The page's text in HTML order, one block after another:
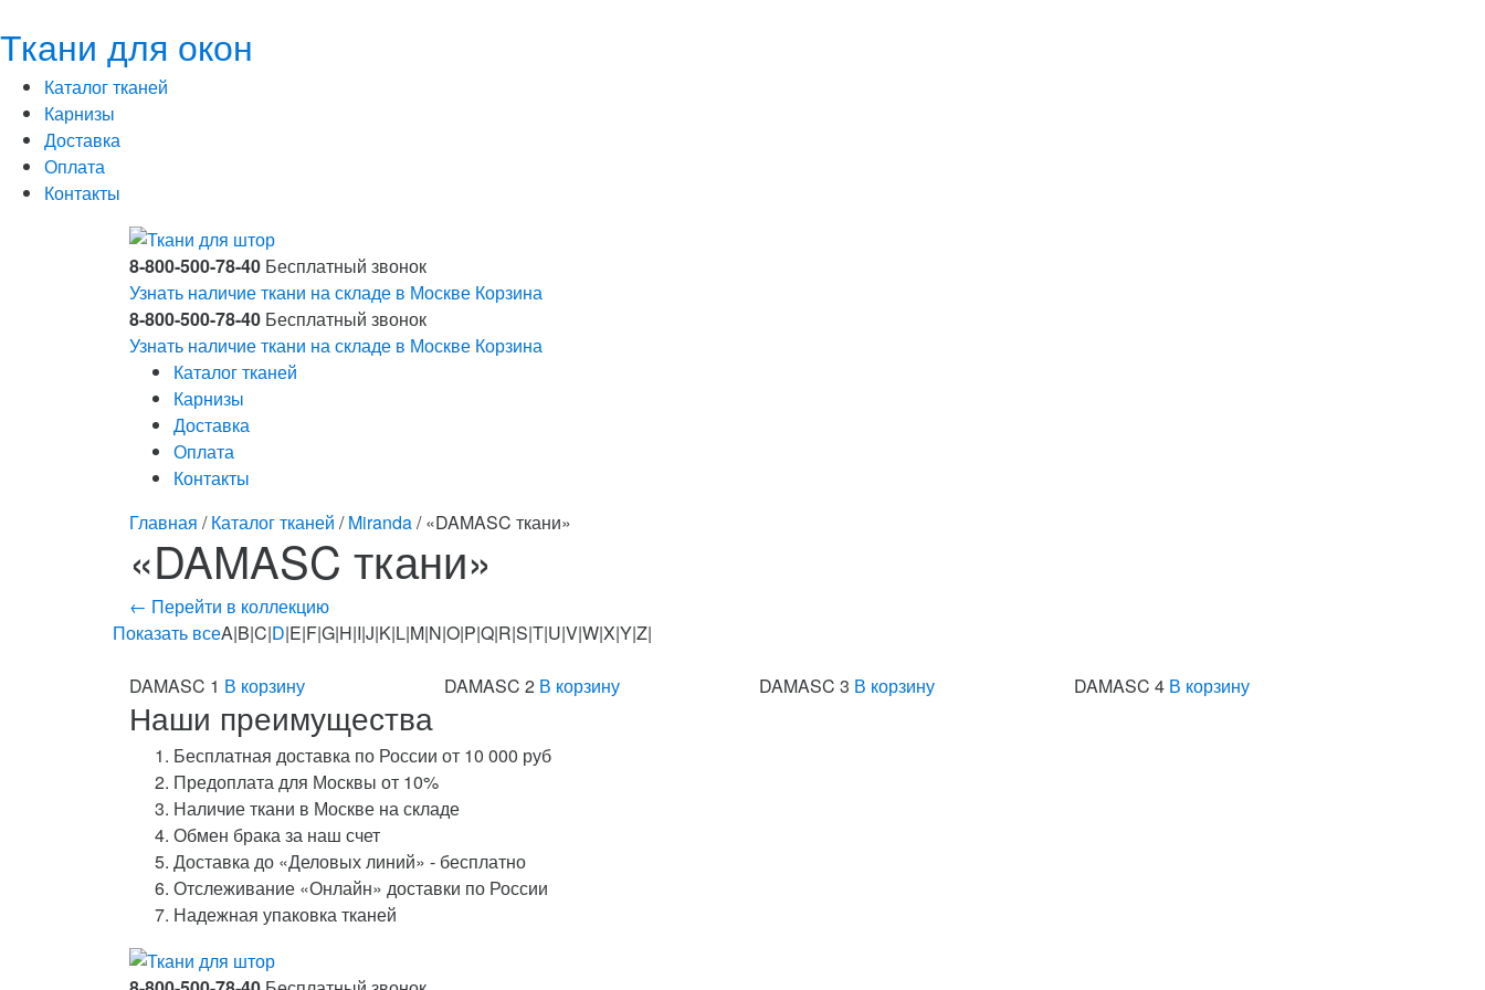
Ткани для окон
Каталог тканей
Карнизы
Доставка
Оплата
Контакты
8-800-500-78-40 Бесплатный звонок
Узнать наличие ткани на складе в Москве Корзина
8-800-500-78-40 Бесплатный звонок
Узнать наличие ткани на складе в Москве Корзина
Каталог тканей
Карнизы
Доставка
Оплата
Контакты
Главная /Каталог тканей /Miranda/ «DAMASC ткани»
«DAMASC ткани»
← Перейти в коллекцию
Показать всеA|B|C|D|E|F|G|H|I|J|K|L|M|N|O|P|Q|R|S|T|U|V|W|X|Y|Z|
DAMASC 1 В корзину DAMASC 2 В корзину DAMASC 3 В корзину DAMASC 4 В корзину
Наши преимущества
Бесплатная доставка по России от 10 000 руб
Предоплата для Москвы от 10%
Наличие ткани в Москве на складе
Обмен брака за наш счет
Доставка до «Деловых линий» - бесплатно
Отслеживание «Онлайн» доставки по России
Надежная упаковка тканей